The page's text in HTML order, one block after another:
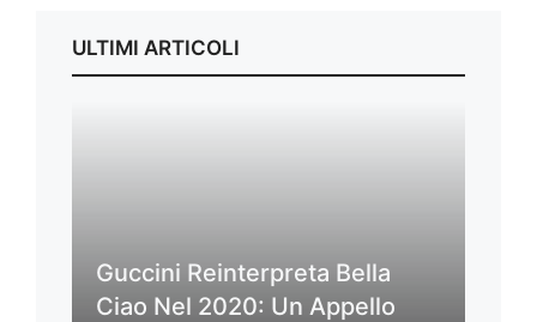
ULTIMI ARTICOLI
Guccini Reinterpreta Bella
Ciao Nel 2020: Un Appello